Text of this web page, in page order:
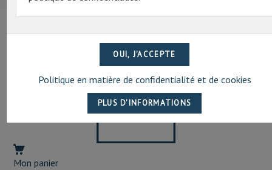
Mon panier
Politique en matière de confidentialité et de cookies